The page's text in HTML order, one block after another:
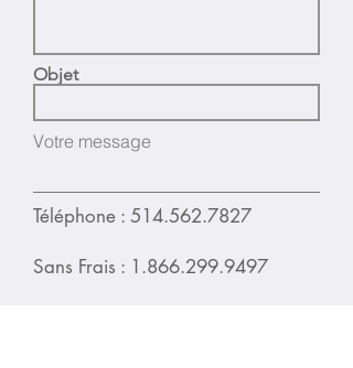
Objet
Votre message
Téléphone : 514.562.7827
Sans Frais : 1.866.299.9497